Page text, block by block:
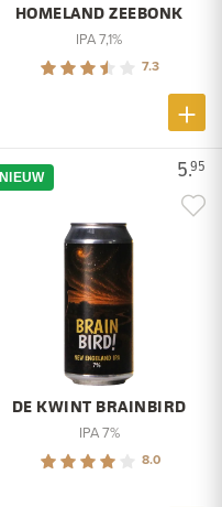
HOMELAND ZEEBONK
IPA 7,1%
7.3
5.95
NIEUW
DE KWINT BRAINBIRD
IPA 7%
8.0